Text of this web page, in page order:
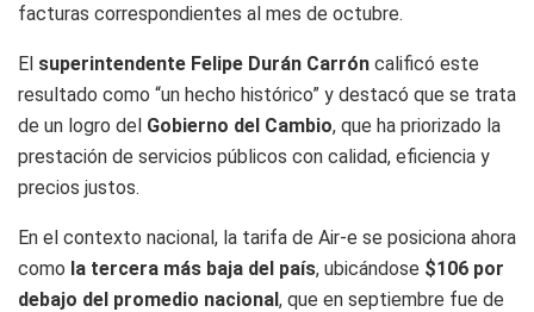
facturas correspondientes al mes de octubre.
El superintendente Felipe Durán Carrón calificó este
resultado como “un hecho histórico” y destacó que se trata
de un logro del Gobierno del Cambio, que ha priorizado la
prestación de servicios públicos con calidad, eficiencia y
precios justos.
En el contexto nacional, la tarifa de Air-e se posiciona ahora
como la tercera más baja del país, ubicándose $106 por
debajo del promedio nacional, que en septiembre fue de